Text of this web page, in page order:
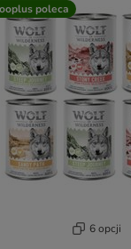
poleca
6 opcji